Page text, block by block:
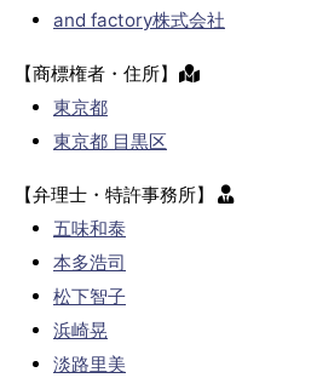
and factory株式会社
【商標権者・住所】
東京都
東京都 目黒区
【弁理士・特許事務所】
五味和泰
本多浩司
松下智子
浜崎晃
淡路里美